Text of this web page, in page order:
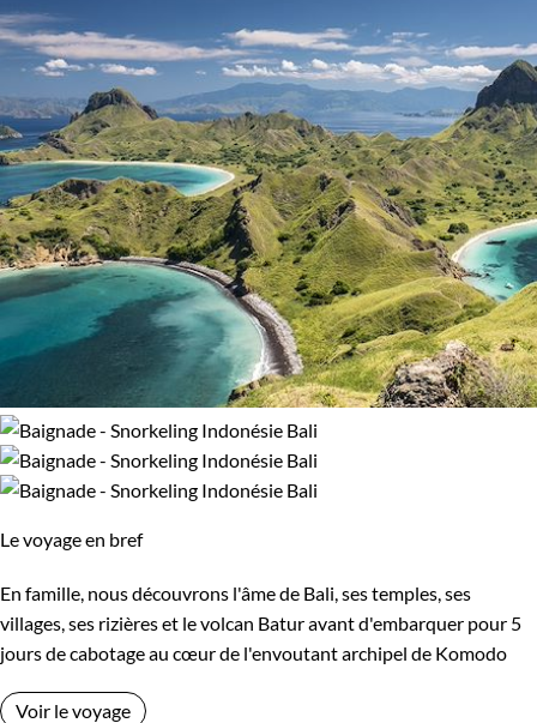
Le voyage en bref
En famille, nous découvrons l'âme de Bali, ses temples, ses
villages, ses rizières et le volcan Batur avant d'embarquer pour 5
jours de cabotage au cœur de l'envoutant archipel de Komodo
Voir le voyage